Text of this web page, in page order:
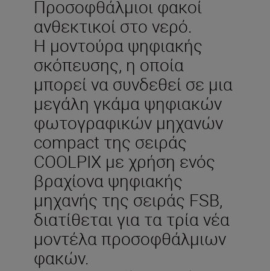
Προσοφθάλμιοι φακοί
ανθεκτικοί στο νερό.
Η μοντούρα ψηφιακής
σκόπευσης, η οποία
μπορεί να συνδεθεί σε μια
μεγάλη γκάμα ψηφιακών
φωτογραφικών μηχανών
compact της σειράς
COOLPIX με χρήση ενός
βραχίονα ψηφιακής
μηχανής της σειράς FSB,
διατίθεται για τα τρία νέα
μοντέλα προσοφθάλμιων
φακών.